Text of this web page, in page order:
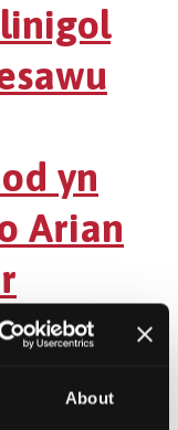
About
yn
Arian
David Cameron,